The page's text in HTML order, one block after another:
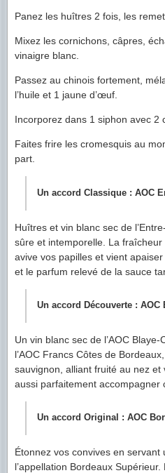
Panez les huîtres 2 fois, les
Mixez les cornichons, câpres,
vinaigre blanc.
Passez au chinois fortement,
l’huile et 1 jaune d’œuf.
Incorporez dans 1 siphon avec 2
Faites frire les cromesquis au
part.
Un accord Classique : AOC
Huîtres et vin blanc sec de
sûre et intemporelle. La
avive vos papilles et vient
et le parfum relevé de la sauce
Un accord Découverte : AOC
Un vin blanc sec de l’AOC
l’AOC Francs Côtes de
sauvignon, alliant fruité au nez et
aussi parfaitement accompagner
Un accord Original : AOC
Étonnez vos convives en servant
l’appellation Bordeaux